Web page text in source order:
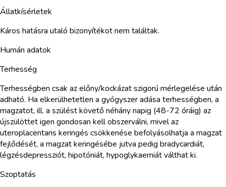
Állatkísérletek
Káros hatásra utaló bizonyítékot nem találtak.
Humán adatok
Terhesség
Terhességben csak az előny/kockázat szigorú mérlegelése után
adható. Ha elkerülhetetlen a gyógyszer adása terhességben, a
magzatot, ill. a szülést követő néhány napig (48-72 óráig) az
újszülöttet igen gondosan kell obszerválni, mivel az
uteroplacentaris keringés csökkenése befolyásolhatja a magzat
fejlődését, a magzat keringésébe jutva pedig bradycardiát,
légzésdepressziót, hipotóniát, hypoglykaemiát válthat ki.
Szoptatás